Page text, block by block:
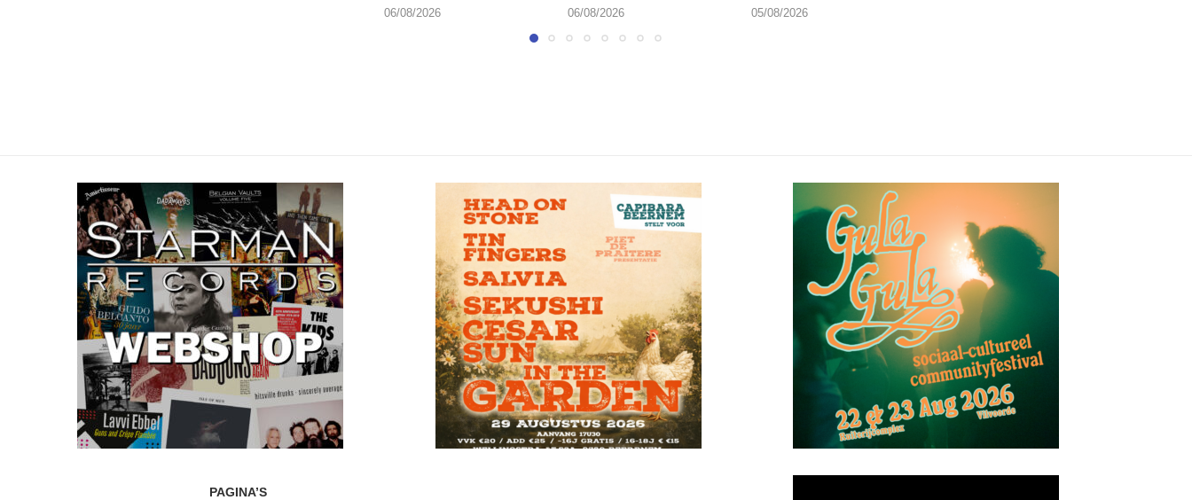
06/08/2026 06/08/2026 05/08/2026
PAGINA’S